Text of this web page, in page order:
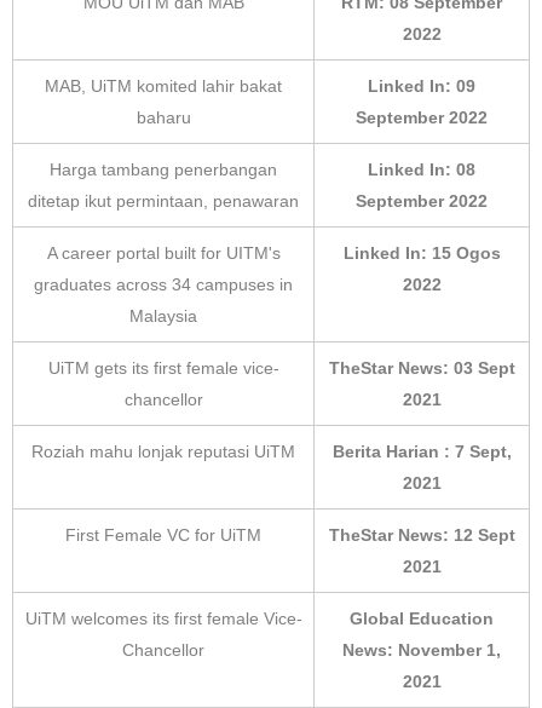
2022
MAB, UiTM komited lahir bakat
baharu
Linked In: 09
September 2022
Harga tambang penerbangan
ditetap ikut permintaan, penawaran
Linked In: 08
September 2022
A career portal built for UITM's
graduates across 34 campuses in
Malaysia
Linked In: 15 Ogos
2022
UiTM gets its first female vice-
chancellor
TheStar News: 03 Sept
2021
Roziah mahu lonjak reputasi UiTM
Berita Harian : 7 Sept,
2021
First Female VC for UiTM
TheStar News: 12 Sept
2021
UiTM welcomes its first female Vice-
Chancellor
Global Education
News: November 1,
2021